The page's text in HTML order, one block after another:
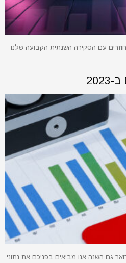
עם הסקירה השנתית הקבועה שלנו
גם השנה אנו מביאים בפניכם את נתוני